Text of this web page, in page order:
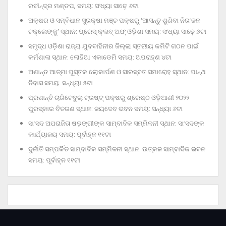
ରବୀନ୍ଦ୍ର ମଣ୍ଡପ, ସମୟ: ସଂଧ୍ୟା ସାଢ଼େ ୬ଟା
ଅକ୍ଷର ଓ ସମ୍ବିଧାନ ସୁରକ୍ଷା ମଞ୍ଚ ପକ୍ଷରୁ ‘ଆସନ୍ତୁ ଶୁଣିବା ନିରଂଜନ
ଟକ୍‌ଲେଙ୍କୁ’ ସ୍ଥାନ: ପ୍ରେସ୍‌ କ୍ଲବ୍‌ ଅଫ୍‌ ଓଡ଼ିଶା ସମୟ: ସଂଧ୍ୟା ସାଢ଼େ ୬ଟା
ସମୃଦ୍ଧ ଓଡ଼ିଶା ରାଜ୍ୟ ଯୁବବାହିନୀର ଜିଲ୍ଲା ସ୍ତରୀୟ କମିଟି ଗଠନ ପାଇଁ
କର୍ମଶାଳା ସ୍ଥାନ: ଲୋହିଆ ଏକାଡେମି ସମୟ: ଅପରାହ୍‌ଣ ୪ଟା
ଅଶାନ୍ତ ଆତ୍ମା ପୁସ୍ତକ ଲୋକାର୍ପଣ ଓ ସାରସ୍ବତ ସମାରୋହ ସ୍ଥାନ: ପାନ୍ଥ
ନିବାସ ସମୟ: ସନ୍ଧ୍ୟା ୫ଟା
ପ୍ରଶାନ୍ତି ଚାରିଟେବୁଲ୍‌ ଟ୍ରଷ୍ଟ୍‌ ପକ୍ଷରୁ ଶ୍ରେଷ୍ଠ ଓଡ଼ିଆଣୀ ୨୦୨୨
ପୁରସ୍କାର ବିତରଣ ସ୍ଥାନ: ଜୟଦେବ ଭବନ ସମୟ: ସନ୍ଧ୍ୟା ୬ଟା
ସାଂସଦ ଅପରାଜିତା ଷଡ଼ଙ୍ଗୀଙ୍କ ସାମ୍ବାଦିକ ସମ୍ମିଳନୀ ସ୍ଥାନ: ସାଂସଦଙ୍କ
କାର୍ଯ୍ୟାଳୟ ସମୟ: ପୂର୍ବାହ୍ନ ୧୧ଟା
ଦୁର୍ନୀତି ସମ୍ପର୍କିତ ସାମ୍ବାଦିକ ସମ୍ମିଳନୀ ସ୍ଥାନ: ଉତ୍କଳ ସାମ୍ବାଦିକ ଭବନ
ସମୟ: ପୂର୍ବାହ୍ନ ୧୧ଟା